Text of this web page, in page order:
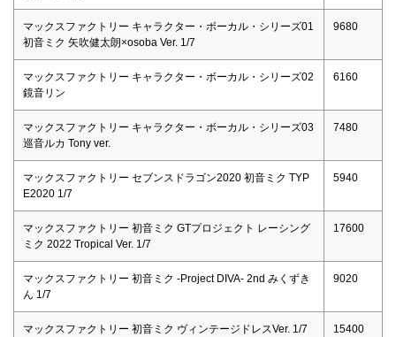
マックスファクトリー キャラクター・ボーカル・シリーズ01
初音ミク 矢吹健太朗×osoba Ver. 1/7
9680
マックスファクトリー キャラクター・ボーカル・シリーズ02
鏡音リン
6160
マックスファクトリー キャラクター・ボーカル・シリーズ03
巡音ルカ Tony ver.
7480
マックスファクトリー セブンスドラゴン2020 初音ミク TYP
E2020 1/7
5940
マックスファクトリー 初音ミク GTプロジェクト レーシング
ミク 2022 Tropical Ver. 1/7
17600
マックスファクトリー 初音ミク -Project DIVA- 2nd みくずき
ん 1/7
9020
マックスファクトリー 初音ミク ヴィンテージドレスVer. 1/7 15400